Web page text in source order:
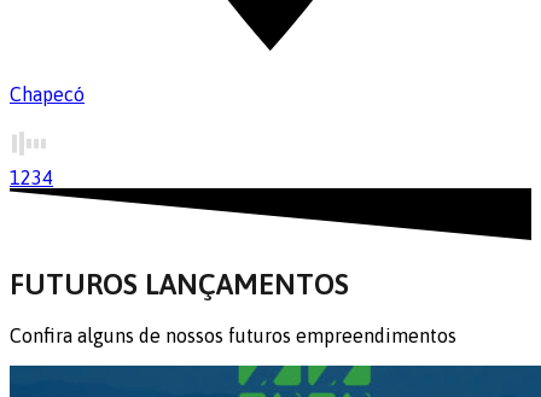
Chapecó
1234
FUTUROS LANÇAMENTOS
Confira alguns de nossos futuros empreendimentos